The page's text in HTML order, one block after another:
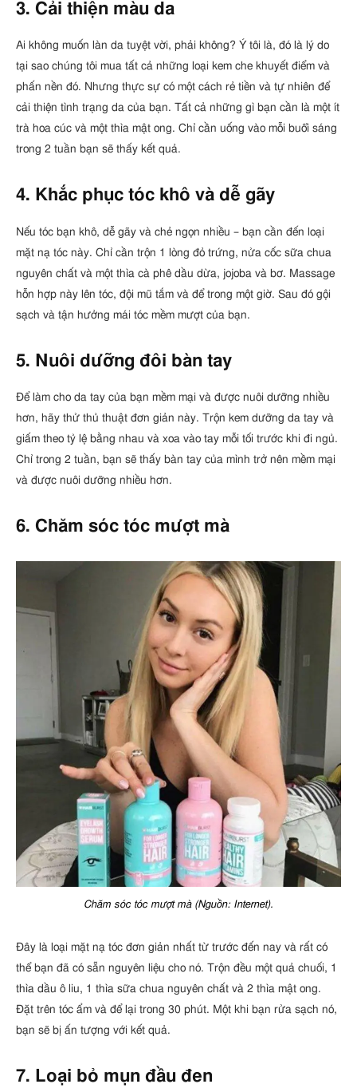
3. Cải thiện màu da
Ai không muốn làn da tuyệt vời, phải không? Ý tôi là, đó là lý do
tại sao chúng tôi mua tất cả những loại kem che khuyết điểm và
phấn nền đó. Nhưng thực sự có một cách rẻ tiền và tự nhiên để
cải thiện tình trạng da của bạn. Tất cả những gì bạn cần là một ít
trà hoa cúc và một thìa mật ong. Chỉ cần uống vào mỗi buổi sáng
trong 2 tuần bạn sẽ thấy kết quả.
4. Khắc phục tóc khô và dễ gãy
Nếu tóc bạn khô, dễ gãy và chẻ ngọn nhiều – bạn cần đến loại
mặt nạ tóc này. Chỉ cần trộn 1 lòng đỏ trứng, nửa cốc sữa chua
nguyên chất và một thìa cà phê dầu dừa, jojoba và bơ. Massage
hỗn hợp này lên tóc, đội mũ tắm và để trong một giờ. Sau đó gội
sạch và tận hưởng mái tóc mềm mượt của bạn.
5. Nuôi dưỡng đôi bàn tay
Để làm cho da tay của bạn mềm mại và được nuôi dưỡng nhiều
hơn, hãy thử thủ thuật đơn giản này. Trộn kem dưỡng da tay và
giấm theo tỷ lệ bằng nhau và xoa vào tay mỗi tối trước khi đi ngủ.
Chỉ trong 2 tuần, bạn sẽ thấy bàn tay của mình trở nên mềm mại
và được nuôi dưỡng nhiều hơn.
6. Chăm sóc tóc mượt mà
Chăm sóc tóc mượt mà (Nguồn: Internet).
Đây là loại mặt nạ tóc đơn giản nhất từ ​​trước đến nay và rất có
thể bạn đã có sẵn nguyên liệu cho nó. Trộn đều một quả chuối, 1
thìa dầu ô liu, 1 thìa sữa chua nguyên chất và 2 thìa mật ong.
Đặt trên tóc ẩm và để lại trong 30 phút. Một khi bạn rửa sạch nó,
bạn sẽ bị ấn tượng với kết quả.
7. Loại bỏ mụn đầu đen